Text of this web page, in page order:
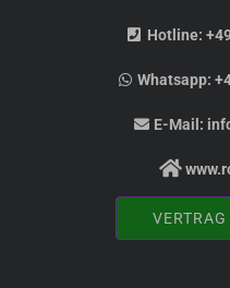
Hotline:
Whatsapp:
E-Mail: